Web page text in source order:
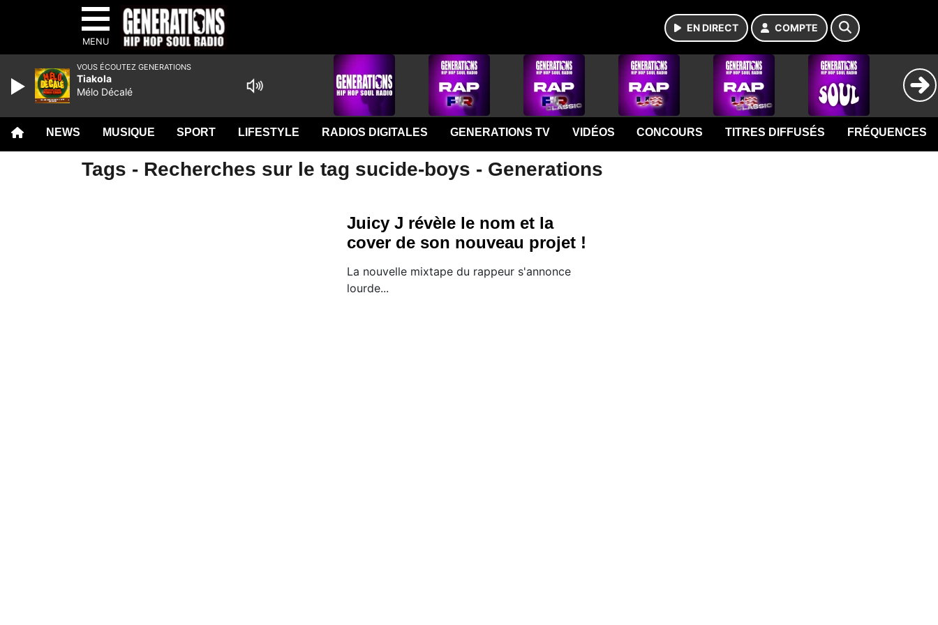
MENU
EN DIRECT COMPTE
NEWS MUSIQUE SPORT LIFESTYLE RADIOS DIGITALES GENERATIONS TV VIDÉOS CONCOURS TITRES DIFFUSÉS FRÉQUENCES
Tags - Recherches sur le tag sucide-boys - Generations
Juicy J révèle le nom et la
cover de son nouveau projet !
La nouvelle mixtape du rappeur s'annonce
lourde...
VOUS ÉCOUTEZ GENERATIONS
Tiakola
Mélo Décalé